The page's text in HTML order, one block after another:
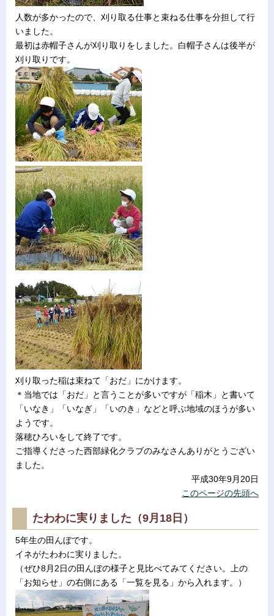
人数が多かったので、刈り取る仕事と束ねる仕事を分担して行
いました。
最初は赤帽子さんが刈り取りをしました。白帽子さんは後半が
刈り取りです。
刈り取った稲は束ねて「おだ」にかけます。
＊当地では「おだ」と言うことが多いですが「稲木」と書いて
「いなき」「いなぎ」「いのき」などと呼ぶ地域のほうが多い
ようです。
落穂ひろいをして終了です。
ご指導くださった西部緑化クラブのみなさんありがとうござい
ました。
平成30年9月20日
このページの先頭へ
たわわに実りました（9月18日）
5年生の田んぼです。
イネがたわわに実りました。
（ぜひ8月2日の田んぼの様子と見比べてみてください。上の
「お知らせ」の右側にある「一覧を見る」から入れます。）